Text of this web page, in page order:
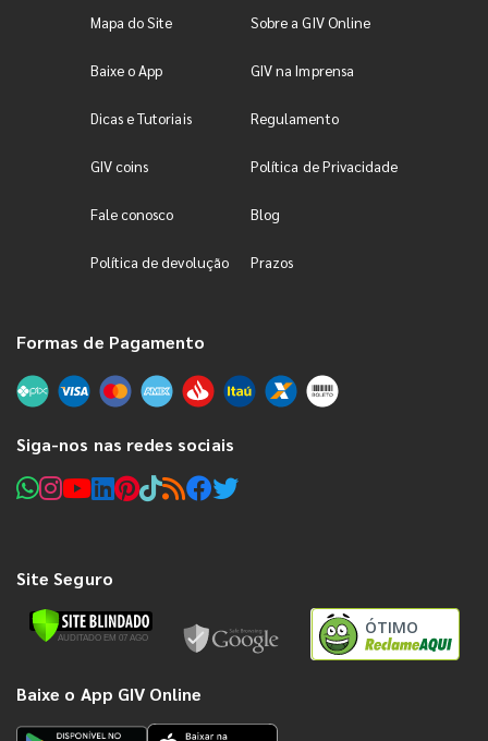
Mapa do Site Sobre a GIV Online
Baixe o App GIV na Imprensa
Dicas e Tutoriais Regulamento
GIV coins Política de Privacidade
Fale conosco Blog
Política de devolução Prazos
Formas de Pagamento
Siga-nos nas redes sociais
Site Seguro
ÓTIMO
Baixe o App GIV Online